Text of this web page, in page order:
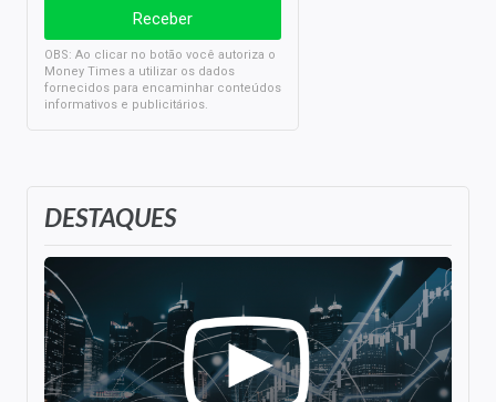
DESTAQUES
OBS: Ao clicar no botão você autoriza o
Money Times a utilizar os dados
fornecidos para encaminhar conteúdos
informativos e publicitários.